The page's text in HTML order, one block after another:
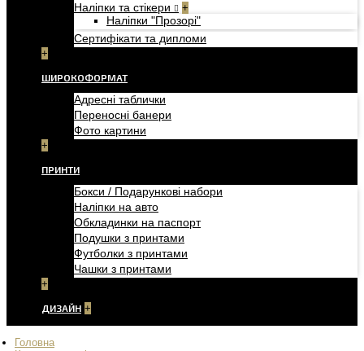
Наліпки та стікери
+
Наліпки "Прозорі"
Сертифікати та дипломи
+
ШИРОКОФОРМАТ
Адресні таблички
Переносні банери
Фото картини
+
ПРИНТИ
Бокси / Подарункові набори
Наліпки на авто
Обкладинки на паспорт
Подушки з принтами
Футболки з принтами
Чашки з принтами
+
ДИЗАЙН +
Головна